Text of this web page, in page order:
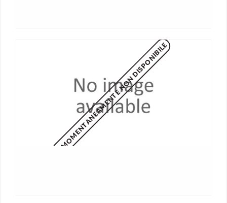
MOMENTANEAMENTE NON DISPONIBILE